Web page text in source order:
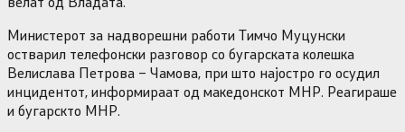
Министерот за надворешни работи Тимчо Муцунски
остварил телефонски разговор со бугарската колешка
Велислава Петрова – Чамова, при што најостро го осудил
инцидентот, информираат од македонскот МНР. Реагираше
и бугарскто МНР.